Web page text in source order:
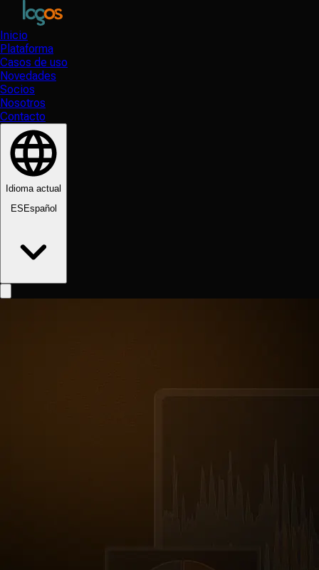
Inicio
Plataforma
Casos de uso
Novedades
Socios
Nosotros
Contacto
Idioma actual
ES Español